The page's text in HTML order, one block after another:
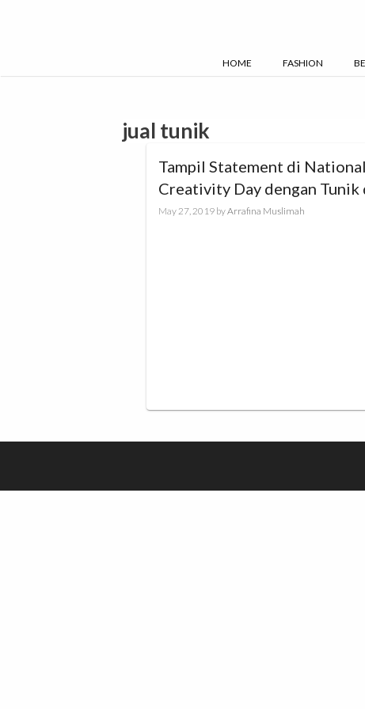
HOME FASHION
jual tunik
Tampil Statement di National
Creativity Day dengan Tunik
Top yang Statement!
May 27, 2019 byArrafina Muslimah